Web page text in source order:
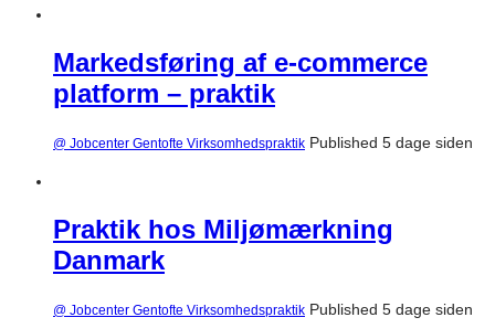
Markedsføring af e-commerce
platform – praktik
@ Jobcenter Gentofte Virksomhedspraktik Published 5 dage siden
Praktik hos Miljømærkning
Danmark
@ Jobcenter Gentofte Virksomhedspraktik Published 5 dage siden